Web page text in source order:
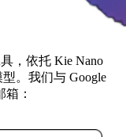
，依托 Kie Nano
型。我们与 Google
：